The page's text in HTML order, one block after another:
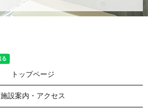
トップページ
施設案内・アクセス